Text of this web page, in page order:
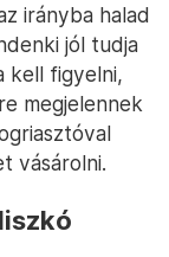
irányba halad
jól tudja
kell figyelni,
megjelennek
vásárolni.